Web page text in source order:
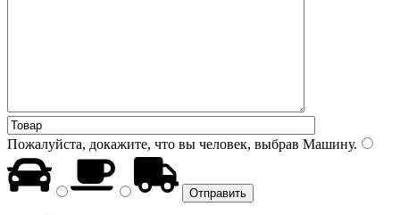
Пожалуйста, докажите, что вы человек, выбрав Машину.